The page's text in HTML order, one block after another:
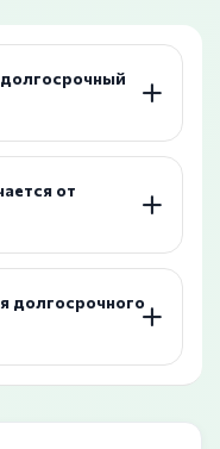
от
долгосрочного